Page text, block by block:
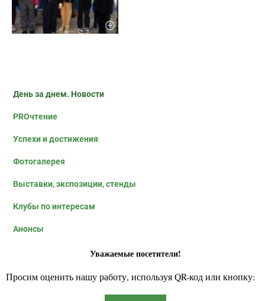
День за днем. Новости
PROчтение
Успехи и достижения
Фотогалерея
Выставки, экспозиции, стенды
Клубы по интересам
Анонсы
Уважаемые посетители!
Просим оценить нашу работу, используя QR-код или кнопку: